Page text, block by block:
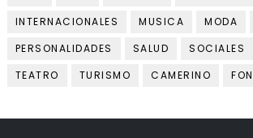
INTERNACIONALES
MUSICA MODA
PERSONALIDADES
SALUD SOCIALES
TEATRO
TURISMO CAMERINO FON